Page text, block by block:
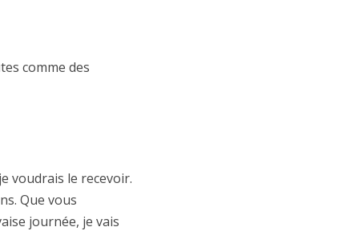
comme des
voudrais le recevoir.
Que vous
journée, je vais